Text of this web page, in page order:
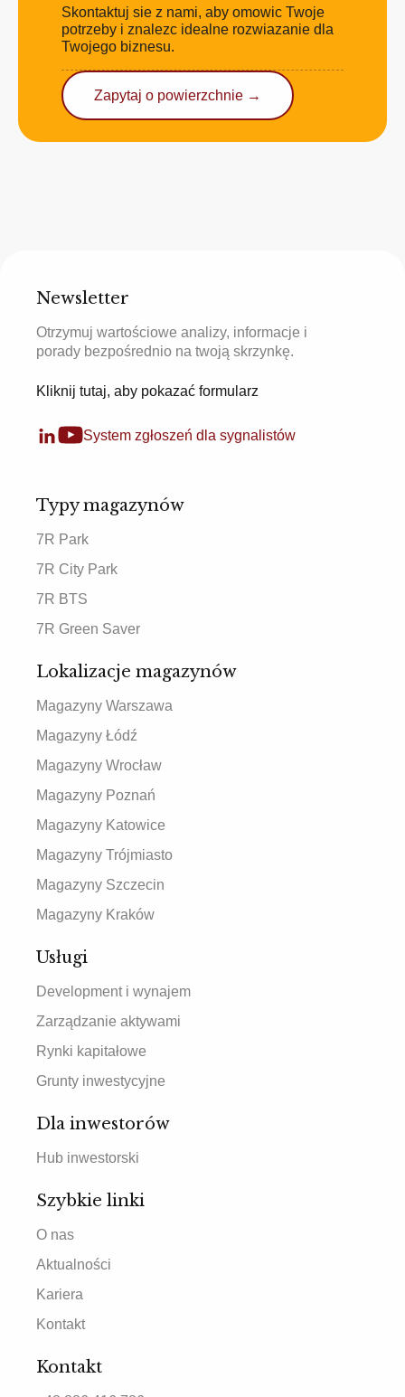
Skontaktuj sie z nami, aby omowic Twoje
potrzeby i znalezc idealne rozwiazanie dla
Twojego biznesu.
Zapytaj o powierzchnie →
Newsletter
Otrzymuj wartościowe analizy, informacje i
porady bezpośrednio na twoją skrzynkę.
Kliknij tutaj, aby pokazać formularz
System zgłoszeń dla sygnalistów
Typy magazynów
7R Park
7R City Park
7R BTS
7R Green Saver
Lokalizacje magazynów
Magazyny Warszawa
Magazyny Łódź
Magazyny Wrocław
Magazyny Poznań
Magazyny Katowice
Magazyny Trójmiasto
Magazyny Szczecin
Magazyny Kraków
Usługi
Development i wynajem
Zarządzanie aktywami
Rynki kapitałowe
Grunty inwestycyjne
Dla inwestorów
Hub inwestorski
Szybkie linki
O nas
Aktualności
Kariera
Kontakt
Kontakt